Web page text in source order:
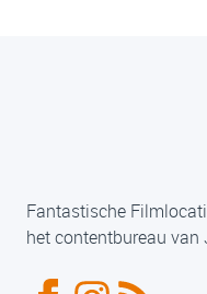
Fantastische
het contentbureau van